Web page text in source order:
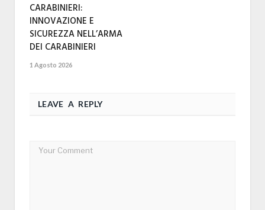
CARABINIERI:
INNOVAZIONE E
SICUREZZA NELL’ARMA
DEI CARABINIERI
1 Agosto 2026
LEAVE A REPLY